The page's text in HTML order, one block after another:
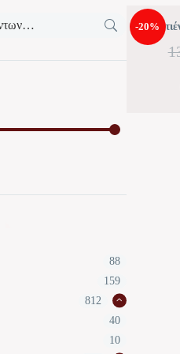
88
159
812
40
10
-20%